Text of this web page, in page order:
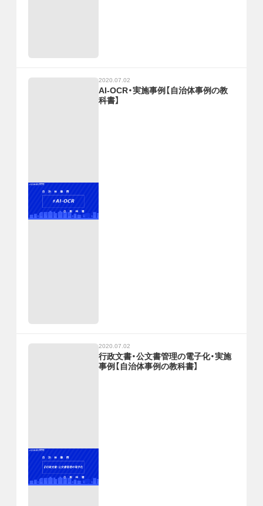
2020.07.02
AI-OCR・実施事例【自治体事例の教
科書】
2020.07.02
行政文書・公文書管理の電子化・実施
事例【自治体事例の教科書】